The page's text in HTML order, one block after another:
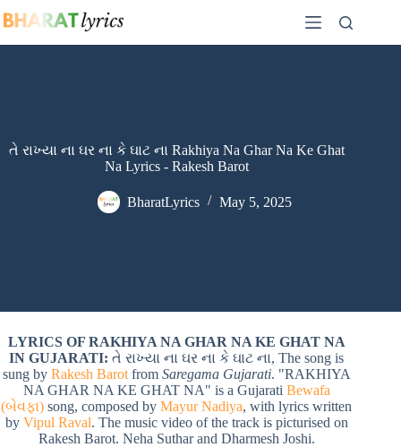
to
તે રાખ્યા ના ઘર ના કે ઘાટ ના Rakhiya Na Ghar Na Ke Ghat
Na Lyrics - Rakesh Barot
BharatLyrics May 5, 2025
LYRICS OF RAKHIYA NA GHAR NA KE GHAT NA
IN GUJARATI: તે રાખ્યા ના ઘર ના કે ઘાટ ના, The song is
sung by Rakesh Barotfrom Saregama Gujarati. "RAKHIYA
NA GHAR NA KE GHAT NA" is a Gujarati Bewafa
(બેવફા) song, composed byMayur Nadiya, with lyrics written
by Vipul Raval. The music video of the track is picturised on
Rakesh Barot. Neha Suthar and Dharmesh Joshi.